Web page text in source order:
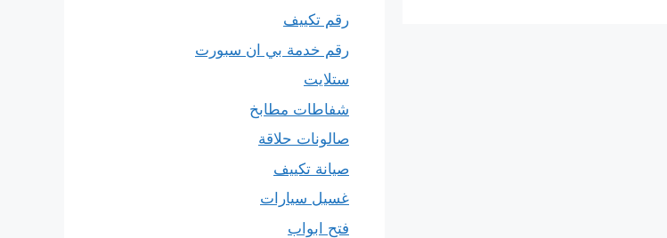
رقم تكييف
رقم خدمة بي ان سبورت
ستلايت
شفاطات مطابخ
صالونات حلاقة
صيانة تكييف
غسيل سيارات
فتح ابواب